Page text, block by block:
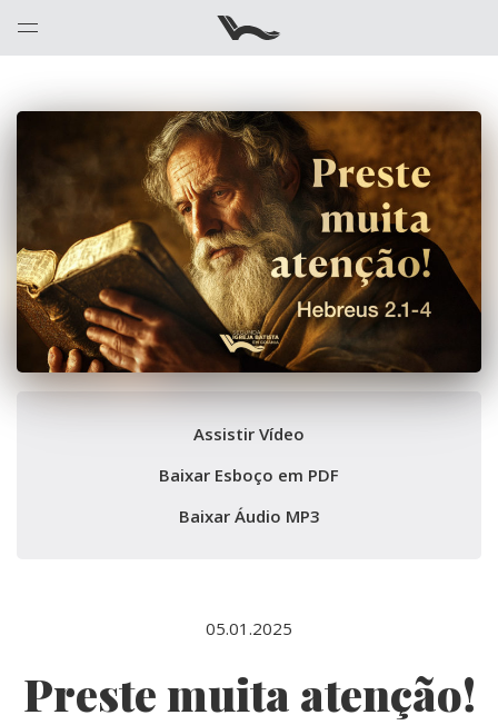
Assistir Vídeo
Baixar Esboço em PDF
Baixar Áudio MP3
05.01.2025
Preste muita atenção!